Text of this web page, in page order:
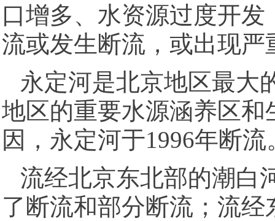
口增多、水资源过度开
流或发生断流，或出现
永定河是北京地区最大
地区的重要水源涵养区
因，永定河于1996年断流
流经北京东北部的潮白
了断流和部分断流；流